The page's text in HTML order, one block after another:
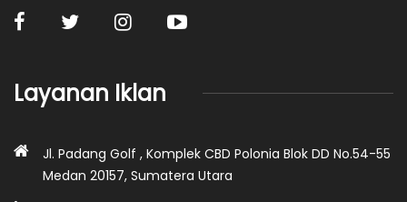
Layanan Iklan
Jl. Padang Golf , Komplek CBD Polonia Blok DD No.54-55
Medan 20157, Sumatera Utara